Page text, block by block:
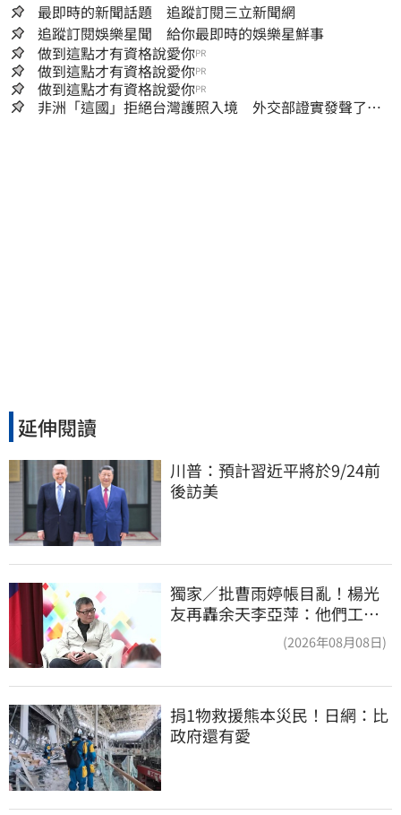
最即時的新聞話題 追蹤訂閱三立新聞網
追蹤訂閱娛樂星聞 給你最即時的娛樂星鮮事
做到這點才有資格說愛你PR
做到這點才有資格說愛你PR
做到這點才有資格說愛你PR
非洲「這國」拒絕台灣護照入境 外交部證實發聲了：
延伸閱讀
川普：預計習近平將於9/24前
後訪美
獨家／批曹雨婷帳目亂！楊光
友再轟余天李亞萍：他們工會
(2026年08月08日)
捐1物救援熊本災民！日網：比
政府還有愛